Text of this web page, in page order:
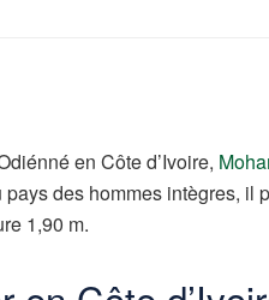
en Côte d’Ivoire,
des hommes intègres,
1,90 m.